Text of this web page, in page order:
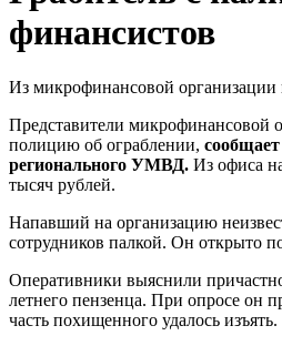
финансистов
Из микрофинансовой организации
Представители микрофинансовой
полицию об ограблении,
регионального УМВД. Из офиса
тысяч рублей.
Напавший на организацию
сотрудников палкой. Он открыто
Оперативники выяснили
летнего пензенца. При опросе он
часть похищенного удалось изъять.